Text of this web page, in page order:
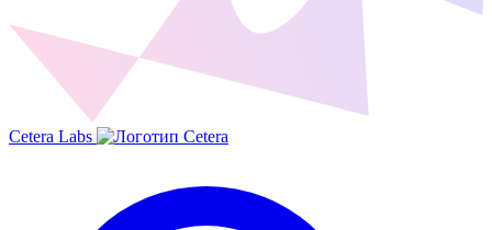
Cetera Labs